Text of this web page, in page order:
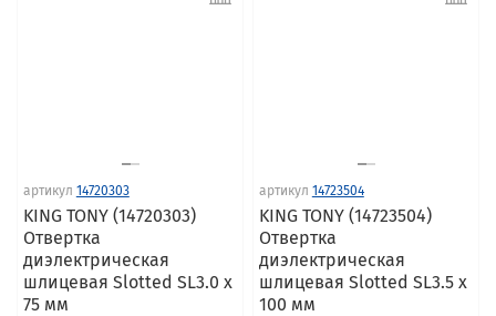
артикул 14720303
KING TONY (14720303)
Отвертка
диэлектрическая
шлицевая Slotted SL3.0 x
75 мм
артикул 14723504
KING TONY (14723504)
Отвертка
диэлектрическая
шлицевая Slotted SL3.5 x
100 мм